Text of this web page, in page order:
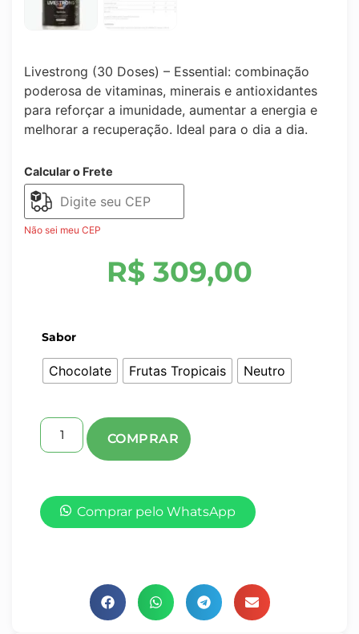
Livestrong (30 Doses) – Essential: combinação
poderosa de vitaminas, minerais e antioxidantes
para reforçar a imunidade, aumentar a energia e
melhorar a recuperação. Ideal para o dia a dia.
Calcular o Frete
Não sei meu CEP
R$ 309,00
Sabor
Chocolate Frutas Tropicais Neutro
Comprar pelo WhatsApp